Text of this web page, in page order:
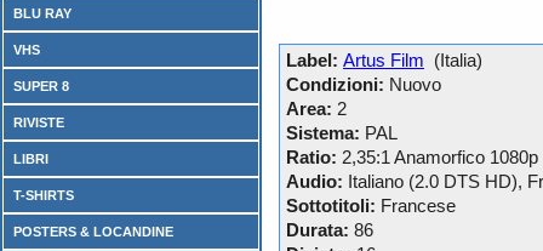
BLU RAY
VHS
SUPER 8
RIVISTE
LIBRI
T-SHIRTS
POSTERS & LOCANDINE
Label: Artus Film (Italia)
Condizioni: Nuovo
Area: 2
Sistema: PAL
Ratio: 2,35:1 Anamorfico 1080p
Audio: Italiano (2.0 DTS HD),
Sottotitoli: Francese
Durata: 86